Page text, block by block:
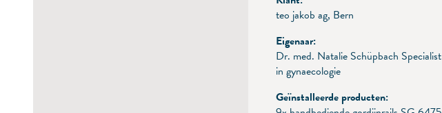
teo jakob ag, Bern
Eigenaar:
Dr. med. Natalie Schüpbach Specialist
in gynaecologie
Geïnstalleerde producten: